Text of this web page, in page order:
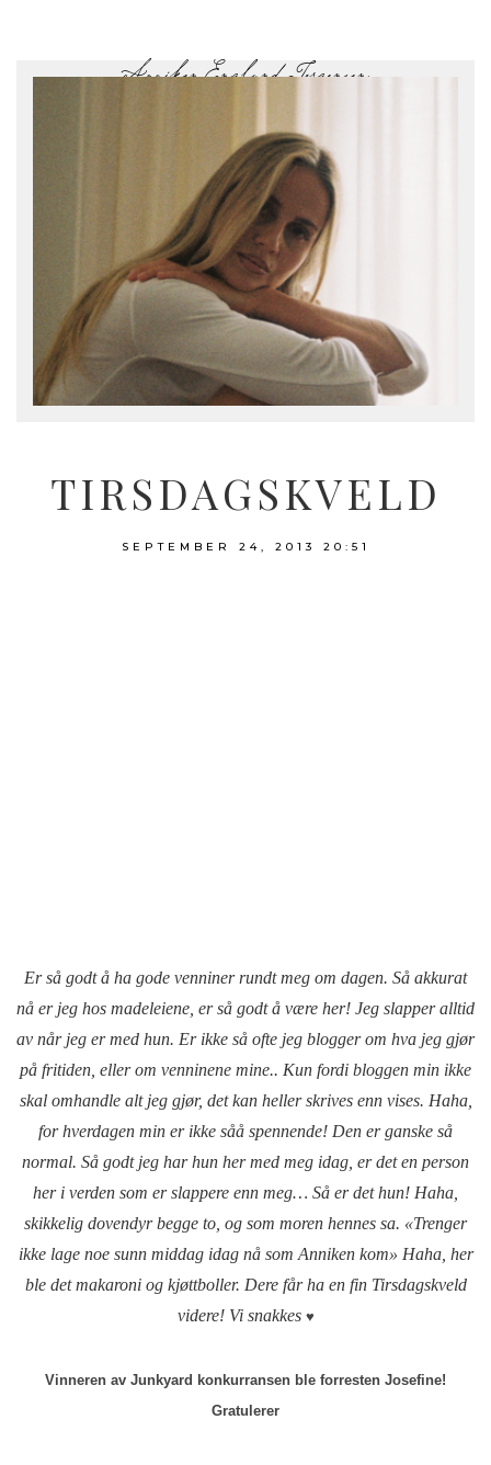
TIRSDAGSKVELD
SEPTEMBER 24, 2013 20:51
Er så godt å ha gode venniner rundt meg om dagen. Så akkurat
nå er jeg hos madeleiene, er så godt å være her! Jeg slapper alltid
av når jeg er med hun. Er ikke så ofte jeg blogger om hva jeg gjør
på fritiden, eller om venninene mine.. Kun fordi bloggen min ikke
skal omhandle alt jeg gjør, det kan heller skrives enn vises. Haha,
for hverdagen min er ikke såå spennende! Den er ganske så
normal. Så godt jeg har hun her med meg idag, er det en person
her i verden som er slappere enn meg… Så er det hun! Haha,
skikkelig dovendyr begge to, og som moren hennes sa. «Trenger
ikke lage noe sunn middag idag nå som Anniken kom» Haha, her
ble det makaroni og kjøttboller. Dere får ha en fin Tirsdagskveld
videre! Vi snakkes ♥
Vinneren av Junkyard konkurransen ble forresten Josefine!
Gratulerer